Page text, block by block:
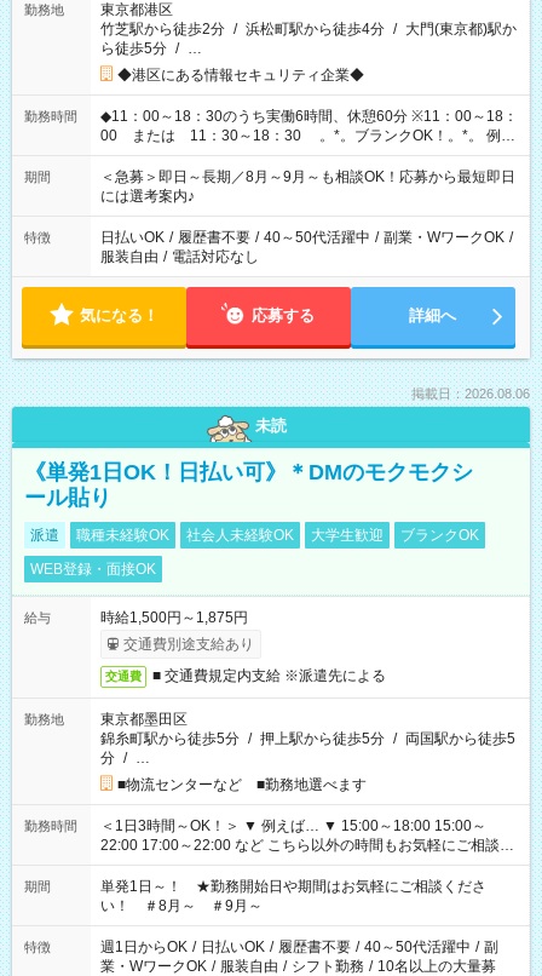
勤務地
東京都港区
竹芝駅から徒歩2分 / 浜松町駅から徒歩4分 / 大門(東京都)駅か
ら徒歩5分 / …
◆港区にある情報セキュリティ企業◆
勤務時間
◆11：00～18：30のうち実働6時間、休憩60分 ※11：00～18：
00 または 11：30～18：30 。*。ブランクOK！。*。 例え
ば前職が、 在宅/財団法人/事務/コールセンター/受付/販売/カフェ
スタッフ スイーツ販売/ホテルフロント/化粧品販売/など 様々な
業界から入社して活躍されています♪
期間
＜急募＞即日～長期／8月～9月～も相談OK！応募から最短即日
には選考案内♪
特徴 日払いOK / 履歴書不要 / 40～50代活躍中 / 副業・WワークOK /
服装自由 / 電話対応なし
気になる！ 応募する 詳細へ
掲載日：2026.08.06
未読
《単発1日OK！日払い可》＊DMのモクモクシ
ール貼り
派遣 職種未経験OK 社会人未経験OK 大学生歓迎
ブランクOK
WEB登録・面接OK
給与
時給1,500円～1,875円
交通費別途支給あり
交通費 ■ 交通費規定内支給 ※派遣先による
勤務地
東京都墨田区
錦糸町駅から徒歩5分 / 押上駅から徒歩5分 / 両国駅から徒歩5
分 / …
■物流センターなど ■勤務地選べます
勤務時間
＜1日3時間～OK！＞ ▼ 例えば… ▼ 15:00～18:00 15:00～
22:00 17:00～22:00 など こちら以外の時間もお気軽にご相談く
ださい！
期間
単発1日～！ ★勤務開始日や期間はお気軽にご相談くださ
い！ ＃8月～ ＃9月～
特徴 週1日からOK / 日払いOK / 履歴書不要 / 40～50代活躍中 / 副
業・WワークOK / 服装自由 / シフト勤務 / 10名以上の大量募